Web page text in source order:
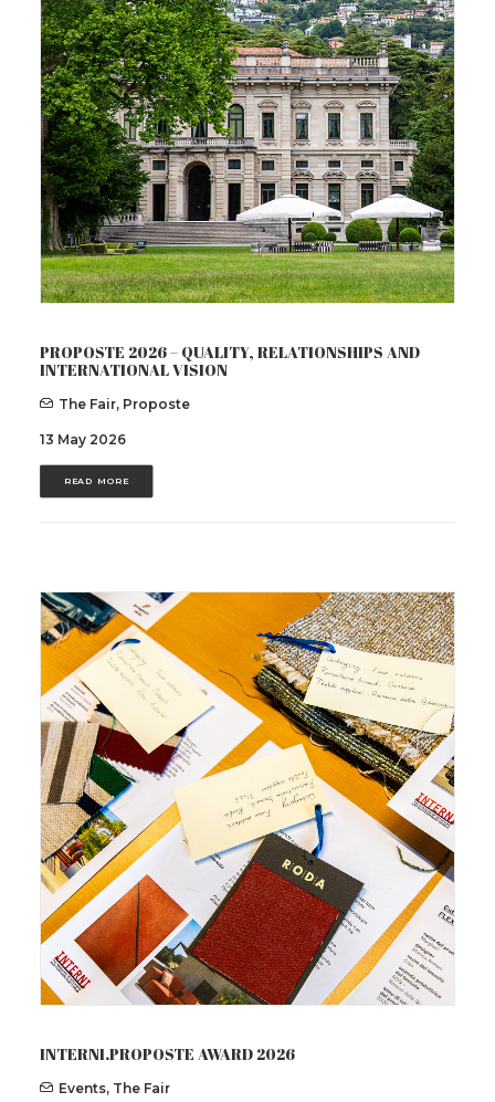
PROPOSTE 2026 – QUALITY, RELATIONSHIPS AND
INTERNATIONAL VISION
The Fair, Proposte
13 May 2026
READ MORE
INTERNI.PROPOSTE AWARD 2026
Events, The Fair